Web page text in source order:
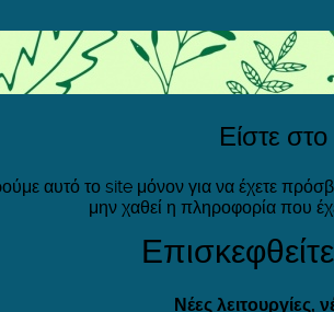
Είστε
αυτό το site μόνον για να έχετε
μην χαθεί η πληροφορία που
Νέες λειτουργίες,